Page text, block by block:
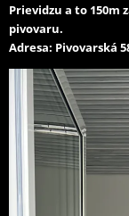
Prievidzu a to 150m
pivovaru.
Adresa: Pivovarská